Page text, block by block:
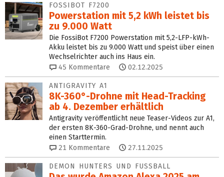
FOSSIBOT F7200
Powerstation mit 5,2 kWh leistet bis
zu 9.000 Watt
Die FossiBot F7200 Powerstation mit 5,2-LFP-kWh-
Akku leistet bis zu 9.000 Watt und speist über einen
Wechselrichter auch ins Haus ein.
45 Kommentare 02.12.2025
ANTIGRAVITY A1
8K-360°-Drohne mit Head-Tracking
ab 4. Dezember erhältlich
Antigravity veröffentlicht neue Teaser-Videos zur A1,
der ersten 8K-360-Grad-Drohne, und nennt auch
einen Starttermin.
21 Kommentare 27.11.2025
DEMON HUNTERS UND FUSSBALL